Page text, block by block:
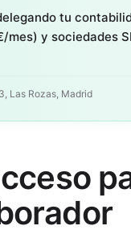
tu
y sociedades
Las Rozas, Madrid